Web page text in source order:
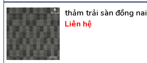
thảm trải sàn đồng nai
Liên hệ